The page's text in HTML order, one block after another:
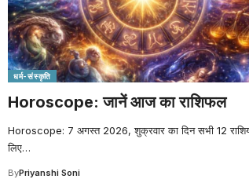
धर्म-संस्कृति
Horoscope: जानें आज का राशिफल
Horoscope: 7 अगस्त 2026, शुक्रवार का दिन सभी 12
लिए…
ByPriyanshi Soni